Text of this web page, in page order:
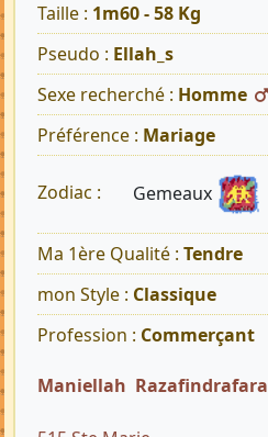
Taille : 1m60 - 58 Kg
Pseudo : Ellah_s
Sexe recherché : Homme
Préférence : Mariage
Zodiac : Gemeaux
Ma 1ère Qualité : Tendre
mon Style : Classique
Profession : Commerçant
Maniellah Razafindrafara